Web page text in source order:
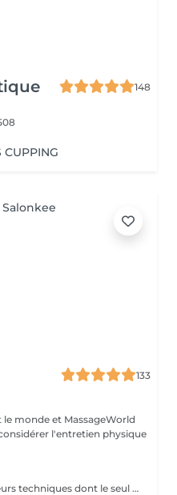
148
CUPPING
133
monde et MassageWorld
Ce massage est un mix de plusieurs techniques dont le seul but est : LE RÉSULTAT Chaque mix est étudié et décidé avec vous, car pour améliorer une conséquence, il faut en trouver la cause. Deep Tissue, Myofascial Release, Trigger Point, Scraping Gua-Sha, Cupping Therapy combinées pour une efficacité maximale !! Douleurs chronique ou passagères, augmentation de performances ou récupération, relaxation physique ou mentale, détoxication, drainage, la combinaison ces techniques offrent des possibilités illimitées.